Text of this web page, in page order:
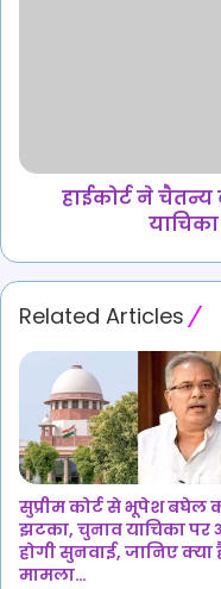
याचिका
छूट
हाईकोर्ट ने
Related Articles
सुप्रीम कोर्ट से भूपेश बघेल
झटका, चुनाव याचिका पर
होगी सुनवाई, जानिए क्या
मामला…